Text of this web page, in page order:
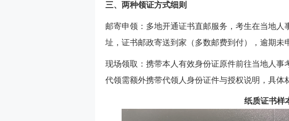
三、两种领证方式细则
邮寄申领：多地开通证书直邮服务，考生在当地
址，证书邮政寄送到家（多数邮费到付），逾期未
现场领取：携带本人有效身份证原件前往当地人事
代领需额外携带代领人身份证件与授权说明，具体
纸质证书样